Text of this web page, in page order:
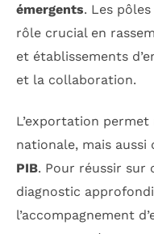
émergents. Les pôles
rôle crucial en
et établissements
et la collaboration.
L’exportation
nationale, mais aussi
PIB. Pour réussir sur
diagnostic
l’accompagnement